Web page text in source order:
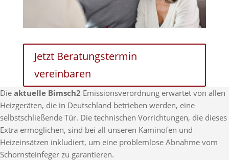
Jetzt Beratungstermin
vereinbaren
Die aktuelle Bimsch2 Emissionsverordnung erwartet von allen
Heizgeräten, die in Deutschland betrieben werden, eine
selbstschließende Tür. Die technischen Vorrichtungen, die dieses
Extra ermöglichen, sind bei all unseren Kaminöfen und
Heizeinsätzen inkludiert, um eine problemlose Abnahme vom
Schornsteinfeger zu garantieren.